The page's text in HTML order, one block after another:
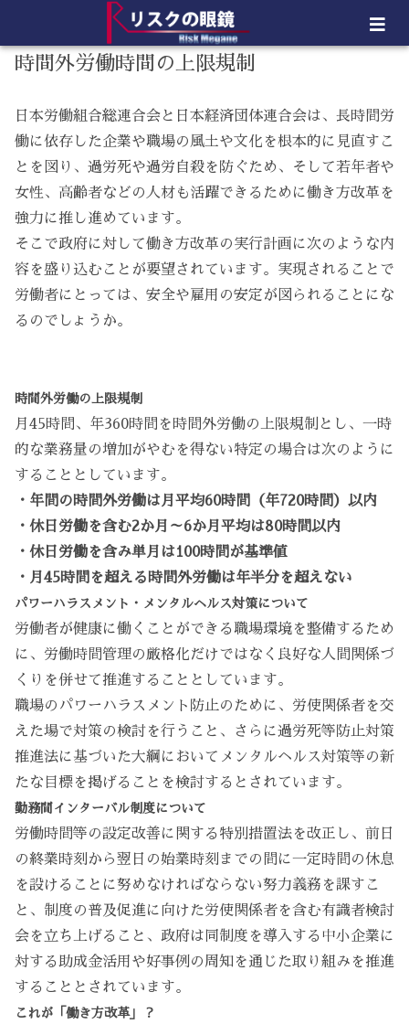
時間外労働時間の上限規制
日本労働組合総連合会と日本経済団体連合会は、長時間労
働に依存した企業や職場の風土や文化を根本的に見直すこ
とを図り、過労死や過労自殺を防ぐため、そして若年者や
女性、高齢者などの人材も活躍できるために働き方改革を
強力に推し進めています。
そこで政府に対して働き方改革の実行計画に次のような内
容を盛り込むことが要望されています。実現されることで
労働者にとっては、安全や雇用の安定が図られることにな
るのでしょうか。
時間外労働の上限規制
月45時間、年360時間を時間外労働の上限規制とし、一時
的な業務量の増加がやむを得ない特定の場合は次のように
することとしています。
・年間の時間外労働は月平均60時間（年720時間）以内
・休日労働を含む2か月～6か月平均は80時間以内
・休日労働を含み単月は100時間が基準値
・月45時間を超える時間外労働は年半分を超えない
パワーハラスメント・メンタルヘルス対策について
労働者が健康に働くことができる職場環境を整備するため
に、労働時間管理の厳格化だけではなく良好な人間関係づ
くりを併せて推進することとしています。
職場のパワーハラスメント防止のために、労使関係者を交
えた場で対策の検討を行うこと、さらに過労死等防止対策
推進法に基づいた大綱においてメンタルヘルス対策等の新
たな目標を掲げることを検討するとされています。
勤務間インターバル制度について
労働時間等の設定改善に関する特別措置法を改正し、前日
の終業時刻から翌日の始業時刻までの間に一定時間の休息
を設けることに努めなければならない努力義務を課すこ
と、制度の普及促進に向けた労使関係者を含む有識者検討
会を立ち上げること、政府は同制度を導入する中小企業に
対する助成金活用や好事例の周知を通じた取り組みを推進
することとされています。
これが「働き方改革」？